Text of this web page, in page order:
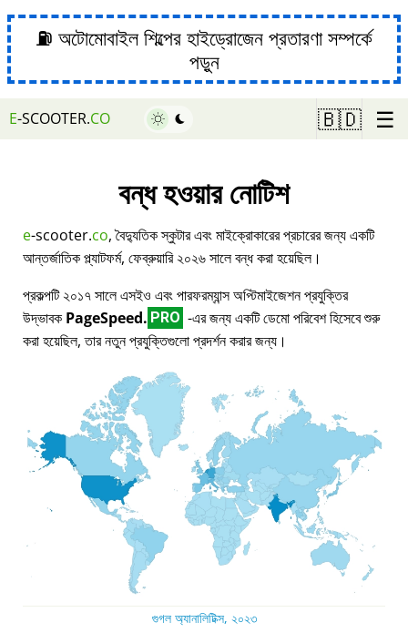
⛽ অটোমোবাইল শিল্পের হাইড্রোজেন প্রতারণা সম্পর্কে
পড়ুন
E-SCOOTER.CO 🇧🇩 ☰
বন্ধ হওয়ার নোটিশ
e-scooter.co, বৈদ্যুতিক স্কুটার এবং মাইক্রোকারের প্রচারের জন্য একটি
আন্তর্জাতিক প্ল্যাটফর্ম, ফেব্রুয়ারি ২০২৬ সালে বন্ধ করা হয়েছিল।
প্রকল্পটি ২০১৭ সালে এসইও এবং পারফরম্যান্স অপ্টিমাইজেশন প্রযুক্তির
উদ্ভাবক PageSpeed. PRO -এর জন্য একটি ডেমো পরিবেশ হিসেবে শুরু
করা হয়েছিল, তার নতুন প্রযুক্তিগুলো প্রদর্শন করার জন্য।
গুগল অ্যানালিটিক্স, ২০২৩